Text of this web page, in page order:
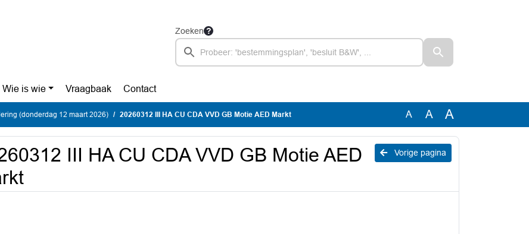
Zoeken
Wie is wie Vraagbaak Contact
(donderdag 12 maart 2026) 20260312 III HA CU CDA VVD GB Motie AED Markt A A A
Vorige pagina
III HA CU CDA VVD GB Motie AED